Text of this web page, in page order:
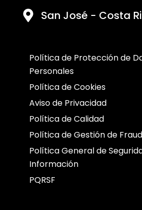
San José - Costa
Política de Protección de
Personales
Política de Cookies
Aviso de Privacidad
Política de Calidad
Política de Gestión de
Política General de
Información
PQRSF